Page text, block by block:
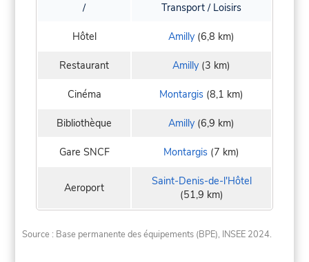
/ Transport / Loisirs
Hôtel Amilly (6,8 km)
Restaurant Amilly (3 km)
Cinéma Montargis (8,1 km)
Bibliothèque Amilly (6,9 km)
Gare SNCF Montargis (7 km)
Aeroport
Saint-Denis-de-l'Hôtel
(51,9 km)
Source : Base permanente des équipements (BPE), INSEE 2024.